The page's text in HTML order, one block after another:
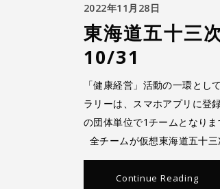
2022年11月28日
東海道五十三
10/31
「健康経営」活動の一環と
ラリーは、スマホアプリに登
の団体単位で1チームとなり
全チームが仮想東海道五十
Continue Reading